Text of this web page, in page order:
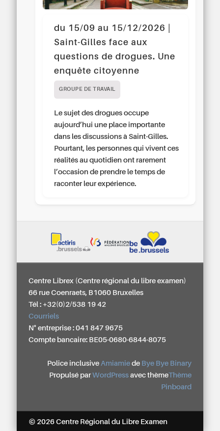
du 15/09 au 15/12/2026 |
Saint-Gilles face aux
questions de drogues. Une
enquête citoyenne
GROUPE DE TRAVAIL
Le sujet des drogues occupe
aujourd’hui une place importante
dans les discussions à Saint-Gilles.
Pourtant, les personnes qui vivent ces
réalités au quotidien ont rarement
l’occasion de prendre le temps de
raconter leur expérience.
Centre Librex (Centre régional du libre examen)
66 rue Coenraets, B1060 Bruxelles
Tél : +32(0)2/538 19 42
Courriels
N° entreprise : 041 847 9675
Compte bancaire: BE05-0680-6844-8075
Police inclusive Amiamiede Bye Bye Binary
Propulsé par WordPressavec thèmeThème
Pinboard
© 2026 Centre Régional du Libre Examen